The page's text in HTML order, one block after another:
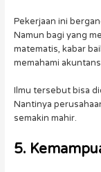
Pekerjaan ini
Namun bagi yang
matematis, kabar
memahami
Ilmu tersebut bisa
Nantinya
semakin mahir.
5.